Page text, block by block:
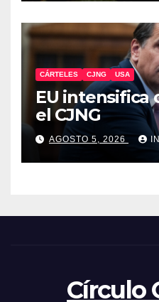
CÁRTELES CJNG USA
EU intensifica
el CJNG
AGOSTO 5, 2026
Círculo